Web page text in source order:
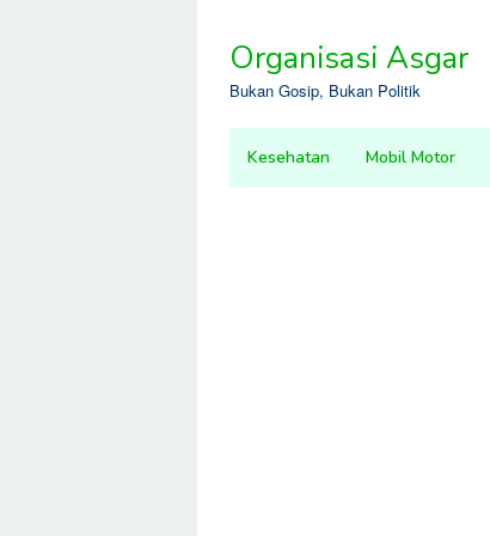
contentOrganisasi Asgar
Bukan Gosip, Bukan Politik
Kesehatan Mobil Motor